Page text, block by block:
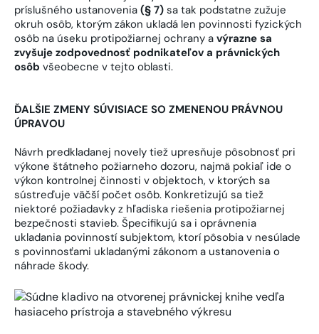
príslušného ustanovenia (§ 7) sa tak podstatne zužuje
okruh osôb, ktorým zákon ukladá len povinnosti fyzických
osôb na úseku protipožiarnej ochrany a výrazne sa
zvyšuje zodpovednosť podnikateľov a právnických
osôb všeobecne v tejto oblasti.
ĎALŠIE ZMENY SÚVISIACE SO ZMENENOU PRÁVNOU
ÚPRAVOU
Návrh predkladanej novely tiež upresňuje pôsobnosť pri
výkone štátneho požiarneho dozoru, najmä pokiaľ ide o
výkon kontrolnej činnosti v objektoch, v ktorých sa
sústreďuje väčší počet osôb. Konkretizujú sa tiež
niektoré požiadavky z hľadiska riešenia protipožiarnej
bezpečnosti stavieb. Špecifikujú sa i oprávnenia
ukladania povinností subjektom, ktorí pôsobia v nesúlade
s povinnosťami ukladanými zákonom a ustanovenia o
náhrade škody.